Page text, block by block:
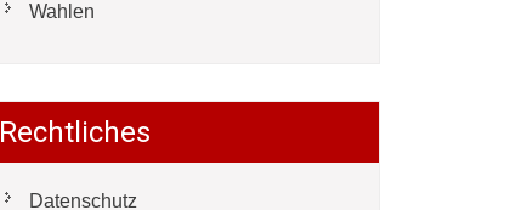
Wahlen
Rechtliches
Datenschutz